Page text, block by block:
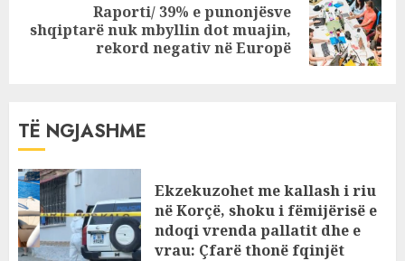
Next
Raporti/ 39% e punonjësve
shqiptarë nuk mbyllin dot muajin,
rekord negativ në Europë
TË NGJASHME
Ekzekuzohet me kallash i riu
në Korçë, shoku i fëmijërisë e
ndoqi vrenda pallatit dhe e
vrau: Çfarë thonë fqinjët